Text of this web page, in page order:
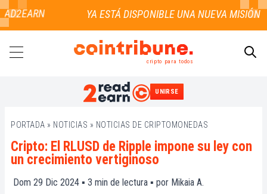
cripto para todos
UNIRSE
PORTADA » NOTICIAS » NOTICIAS DE CRIPTOMONEDAS
Cripto: El RLUSD de Ripple impone su ley con
un crecimiento vertiginoso
Dom 29 Dic 2024 ▪ 3 min de lectura ▪ por Mikaia A.